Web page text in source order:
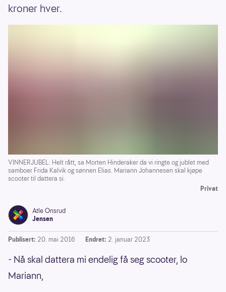
kroner hver.
VINNERJUBEL: Helt rått, sa Morten Hinderaker da vi ringte og jublet med
samboer Frida Kalvik og sønnen Elias. Mariann Johannesen skal kjøpe
scooter til dattera si.
Privat
Atle Onsrud
Jensen
Publisert: 20. mai 2016 Endret: 2. januar 2023
- Nå skal dattera mi endelig få seg scooter, lo
Mariann,